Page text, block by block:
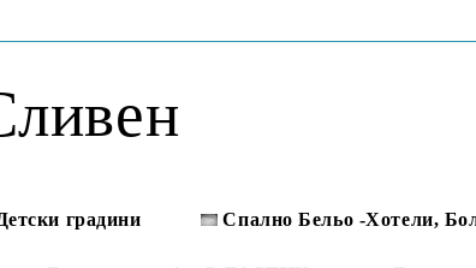
градини Спално Бельо -Хотели,